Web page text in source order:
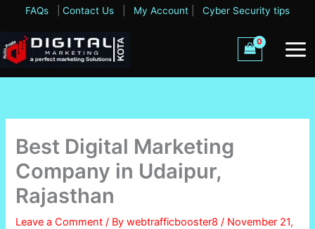
content
FAQs Contact Us My Account Cyber Security tips
Best Digital Marketing
Company in Udaipur,
Rajasthan
Leave a Comment / Bywebtrafficbooster8 / November 21,